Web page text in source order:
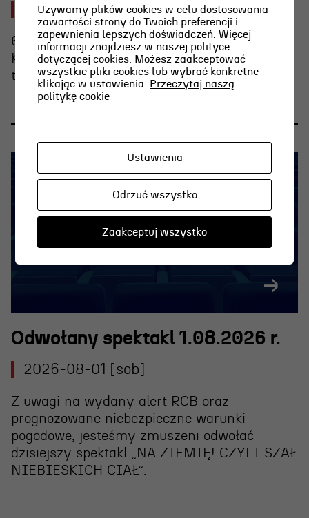
2026-08-03 [pon]
6 sierpnia o g. 15.00 Weronika Nawieśniak i
Krzysztof Berendt opowiedzą o emocjach
towarzyszących graniu na wieczornej plaży.
Odwołany spektakl 1.08.2026 r.
2026-08-01 [sob]
Z uwagi na wydany alert RCB oraz
prognozowane niebezpieczne warunki
pogodowe, jesteśmy zmuszeni odwołać
dzisiejszy spektakl „NA ZIEMIĘ! CZYLI SZAŁ
NIEBIESKICH CIAŁ”.
Używamy plików cookies w celu dostosowania
zawartości strony do Twoich preferencji i
zapewnienia lepszych doświadczeń. Więcej
informacji znajdziesz w naszej polityce
dotyczącej cookies. Możesz zaakceptować
wszystkie pliki cookies lub wybrać konkretne
klikając w ustawienia. Przeczytaj naszą
politykę cookie
Ustawienia
Odrzuć wszystko
Zaakceptuj wszystko